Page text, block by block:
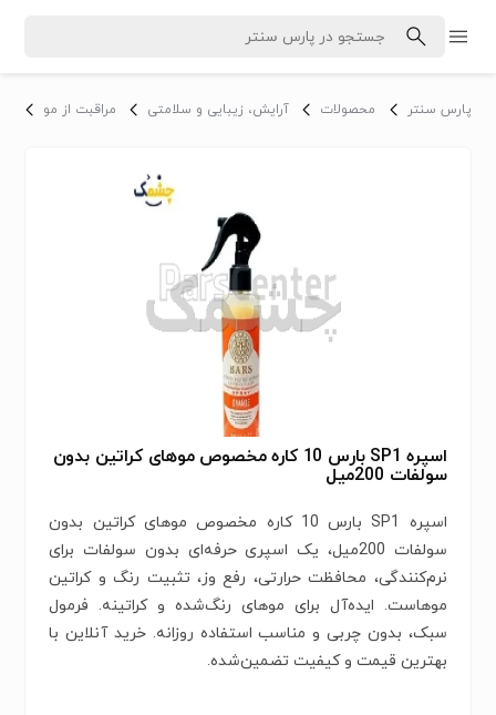
پارس سنتر محصولات آرایش، زیبایی و سلامتی مراقبت از مو
اسپره SP1 بارس 10 کاره مخصوص موهای کراتین بدون
سولفات 200میل
اسپره SP1 بارس 10 کاره مخصوص موهای کراتین بدون
سولفات 200میل، یک اسپری حرفه‌ای بدون سولفات برای
نرم‌کنندگی، محافظت حرارتی، رفع وز، تثبیت رنگ و کراتین
موهاست. ایده‌آل برای موهای رنگ‌شده و کراتینه. فرمول
سبک، بدون چربی و مناسب استفاده روزانه. خرید آنلاین با
بهترین قیمت و کیفیت تضمین‌شده.